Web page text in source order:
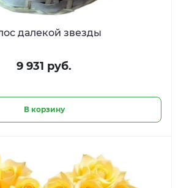
далекой звезды
9 931 руб.
В корзину